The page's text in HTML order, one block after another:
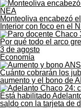
Monteoliva encabezó
Interior con foco en el
Por qué todo el arco
3 de agosto
Economía
Cuánto cobrarán los
aumento y el bono de
Está habilitado
saldo con la tarjeta de